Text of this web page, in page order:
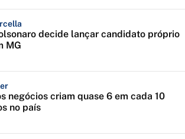
decide lançar candidato próprio
MG
negócios criam quase 6 em cada 10
no país